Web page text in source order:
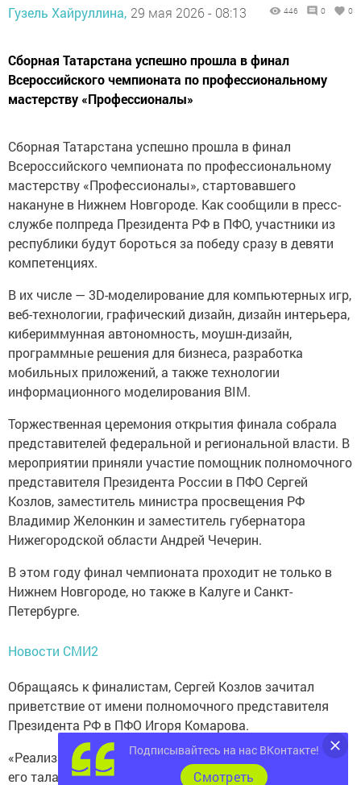
Гузель Хайруллина, 29 мая 2026 - 08:13 446 0 0
Сборная Татарстана успешно прошла в финал
Всероссийского чемпионата по профессиональному
мастерству «Профессионалы»
Сборная Татарстана успешно прошла в финал
Всероссийского чемпионата по профессиональному
мастерству «Профессионалы», стартовавшего
накануне в Нижнем Новгороде. Как сообщили в пресс-
службе полпреда Президента РФ в ПФО, участники из
республики будут бороться за победу сразу в девяти
компетенциях.
В их числе — 3D-моделирование для компьютерных игр,
веб-технологии, графический дизайн, дизайн интерьера,
кибериммунная автономность, моушн-дизайн,
программные решения для бизнеса, разработка
мобильных приложений, а также технологии
информационного моделирования BIM.
Торжественная церемония открытия финала собрала
представителей федеральной и региональной власти. В
мероприятии приняли участие помощник полномочного
представителя Президента России в ПФО Сергей
Козлов, заместитель министра просвещения РФ
Владимир Желонкин и заместитель губернатора
Нижегородской области Андрей Чечерин.
В этом году финал чемпионата проходит не только в
Нижнем Новгороде, но также в Калуге и Санкт-
Петербурге.
Новости СМИ2
Обращаясь к финалистам, Сергей Козлов зачитал
приветствие от имени полномочного представителя
Президента РФ в ПФО Игоря Комарова.
«Реализация потенциала каждого человека, развитие
его талантов, воспитание патриотичной и социально
Подписывайтесь на нас ВКонтакте!
Cмотреть